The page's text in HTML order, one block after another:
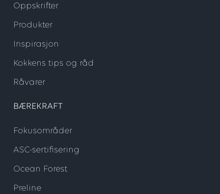
Oppskrifter
Produkter
Inspirasjon
Kokkens tips og råd
Råvarer
BÆREKRAFT
Fokusområder
ASC-sertifisering
Ocean Forest
Preline